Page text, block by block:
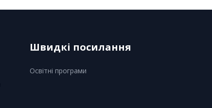
Швидкі посилання
Освітні програми